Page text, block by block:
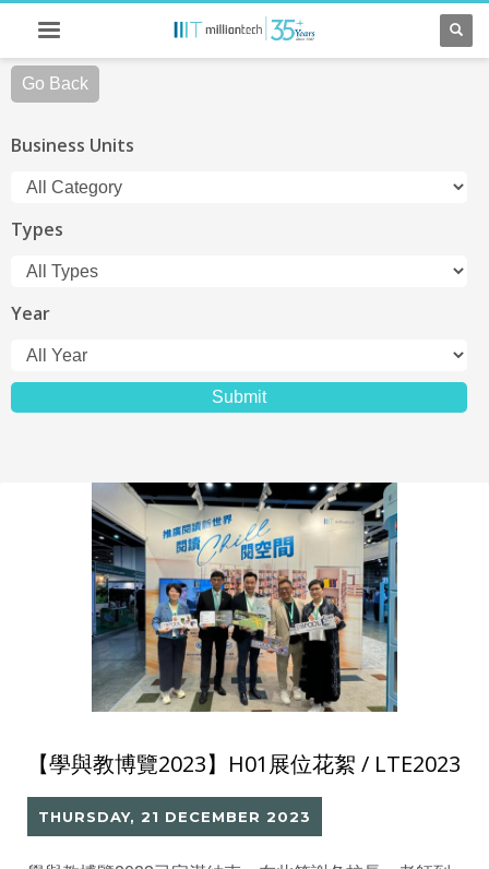
Go Back
Business Units
Types
Year
【學與教博覽2023】H01展位花絮 / LTE2023
THURSDAY, 21 DECEMBER 2023